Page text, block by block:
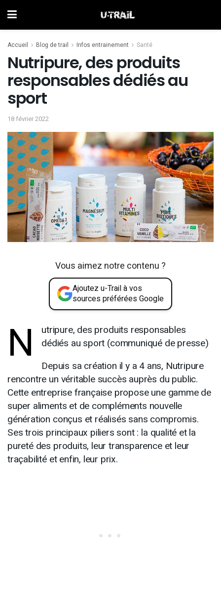
Accueil Blog de trail Infos entrainement Santé
Nutripure, des produits
responsables dédiés au
sport
18 février 2022
Vous aimez notre contenu ?
Ajoutez u-Trail à vos
sources préférées Google
N
utripure, des produits responsables
dédiés au sport (communiqué de presse)
Depuis sa création il y a 4 ans, Nutripure
rencontre un véritable succès auprès du public.
Cette entreprise française propose une gamme de
super aliments et de compléments nouvelle
génération conçus et réalisés sans compromis.
Ses trois principaux piliers sont : la qualité et la
pureté des produits, leur transparence et leur
traçabilité et enfin, leur prix.